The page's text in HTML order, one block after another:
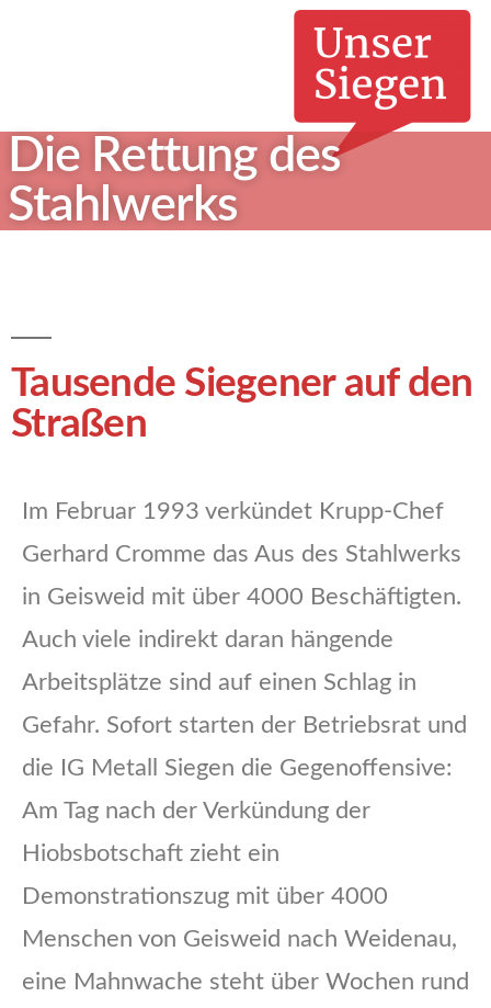
Die Rettung des
Stahlwerks
Tausende Siegener auf den
Straßen
Im Februar 1993 verkündet Krupp-Chef
Gerhard Cromme das Aus des Stahlwerks
in Geisweid mit über 4000 Beschäftigten.
Auch viele indirekt daran hängende
Arbeitsplätze sind auf einen Schlag in
Gefahr. Sofort starten der Betriebsrat und
die IG Metall Siegen die Gegenoffensive:
Am Tag nach der Verkündung der
Hiobsbotschaft zieht ein
Demonstrationszug mit über 4000
Menschen von Geisweid nach Weidenau,
eine Mahnwache steht über Wochen rund